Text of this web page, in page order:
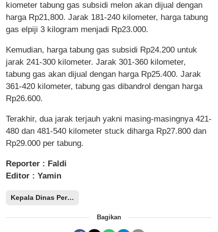
kiometer tabung gas subsidi melon akan dijual dengan
harga Rp21,800. Jarak 181-240 kilometer, harga tabung
gas elpiji 3 kilogram menjadi Rp23.000.
Kemudian, harga tabung gas subsidi Rp24.200 untuk
jarak 241-300 kilometer. Jarak 301-360 kilometer,
tabung gas akan dijual dengan harga Rp25.400. Jarak
361-420 kilometer, tabung gas dibandrol dengan harga
Rp26.600.
Terakhir, dua jarak terjauh yakni masing-masingnya 421-
480 dan 481-540 kilometer stuck diharga Rp27.800 dan
Rp29.000 per tabung.
Reporter : Faldi
Editor : Yamin
Kepala Dinas Perindustrian dan Perdagangan Provinsi Sulteng
Bagikan